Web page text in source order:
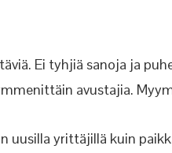
Ei tyhjiä sanoja ja
avustajia.
uusilla yrittäjillä kuin